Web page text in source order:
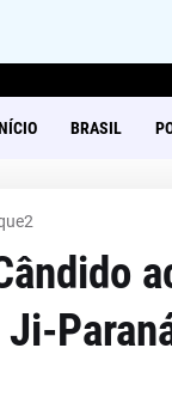
BRASIL